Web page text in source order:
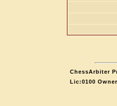
ChessArbiter
Lic:0100